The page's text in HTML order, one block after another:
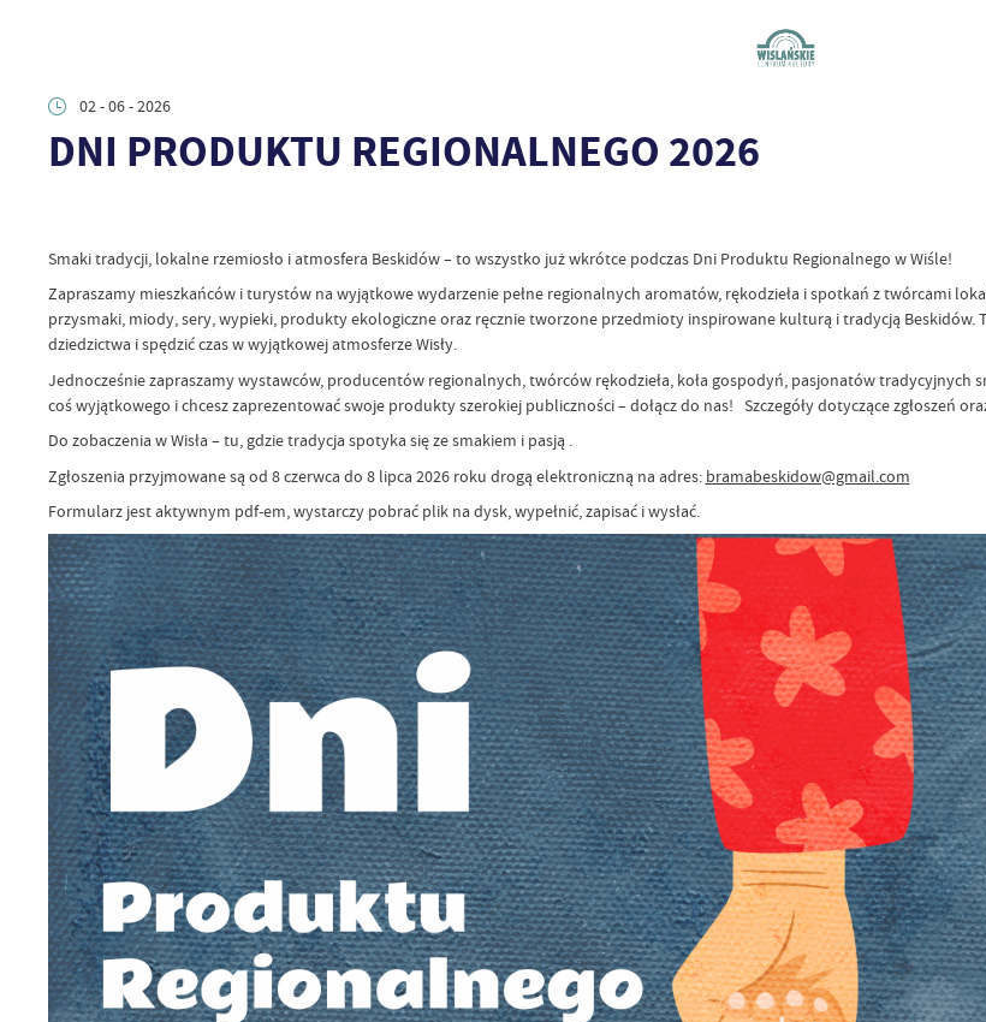
02 - 06 - 2026
DNI PRODUKTU REGIONALNEGO 2026
Smaki tradycji, lokalne rzemiosło i atmosfera Beskidów – to wszystko już wkrótce podczas Dni Produktu Regionalnego w Wiśle!
Zapraszamy mieszkańców i turystów na wyjątkowe wydarzenie pełne regionalnych aromatów, rękodzieła i spotkań z twórcami
przysmaki, miody, sery, wypieki, produkty ekologiczne oraz ręcznie tworzone przedmioty inspirowane kulturą i tradycją
dziedzictwa i spędzić czas w wyjątkowej atmosferze Wisły.
Jednocześnie zapraszamy wystawców, producentów regionalnych, twórców rękodzieła, koła gospodyń, pasjonatów
coś wyjątkowego i chcesz zaprezentować swoje produkty szerokiej publiczności – dołącz do nas! Szczegóły dotyczące zgłoszeń
Do zobaczenia w Wisła – tu, gdzie tradycja spotyka się ze smakiem i pasją .
Zgłoszenia przyjmowane są od 8 czerwca do 8 lipca 2026 roku drogą elektroniczną na adres: bramabeskidow@gmail.com
Formularz jest aktywnym pdf-em, wystarczy pobrać plik na dysk, wypełnić, zapisać i wysłać.